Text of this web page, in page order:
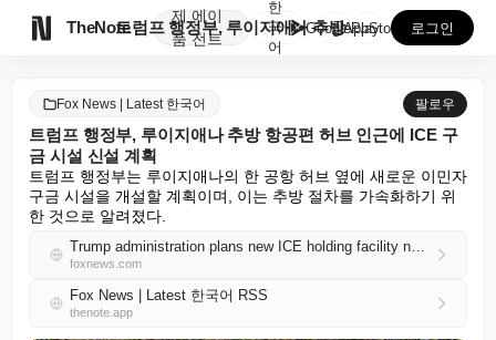
TheNote
제
품
에이
전트
트럼프 행정부, 루이지애나 추방 항공편 허브 인근에 I...
한
국
어
GooglePlay
AppStore 로그인
Fox News | Latest 한국어 팔로우
트럼프 행정부, 루이지애나 추방 항공편 허브 인근에 ICE 구
금 시설 신설 계획
트럼프 행정부는 루이지애나의 한 공항 허브 옆에 새로운 이민자
구금 시설을 개설할 계획이며, 이는 추방 절차를 가속화하기 위
한 것으로 알려졌다.
Trump administration plans new ICE holding facility near Louisiana deportation flight hub
foxnews.com
Fox News | Latest 한국어 RSS
thenote.app